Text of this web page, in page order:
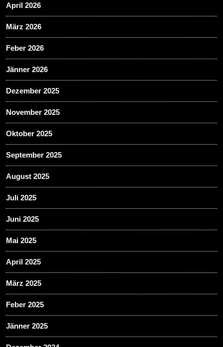
April 2026
März 2026
Feber 2026
Jänner 2026
Dezember 2025
November 2025
Oktober 2025
September 2025
August 2025
Juli 2025
Juni 2025
Mai 2025
April 2025
März 2025
Feber 2025
Jänner 2025